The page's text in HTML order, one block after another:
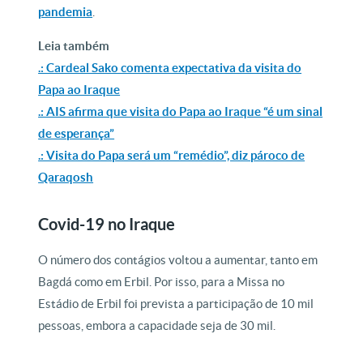
pandemia
Leia também
.: Cardeal Sako comenta expectativa da visita do
Papa ao Iraque
.: AIS afirma que visita do Papa ao Iraque “é um sinal
de esperança”
.: Visita do Papa será um “remédio”, diz pároco de
Qaraqosh
Covid-19 no Iraque
O número dos contágios voltou a aumentar, tanto em
Bagdá como em Erbil. Por isso, para a Missa no
Estádio de Erbil foi prevista a participação de 10 mil
pessoas, embora a capacidade seja de 30 mil.